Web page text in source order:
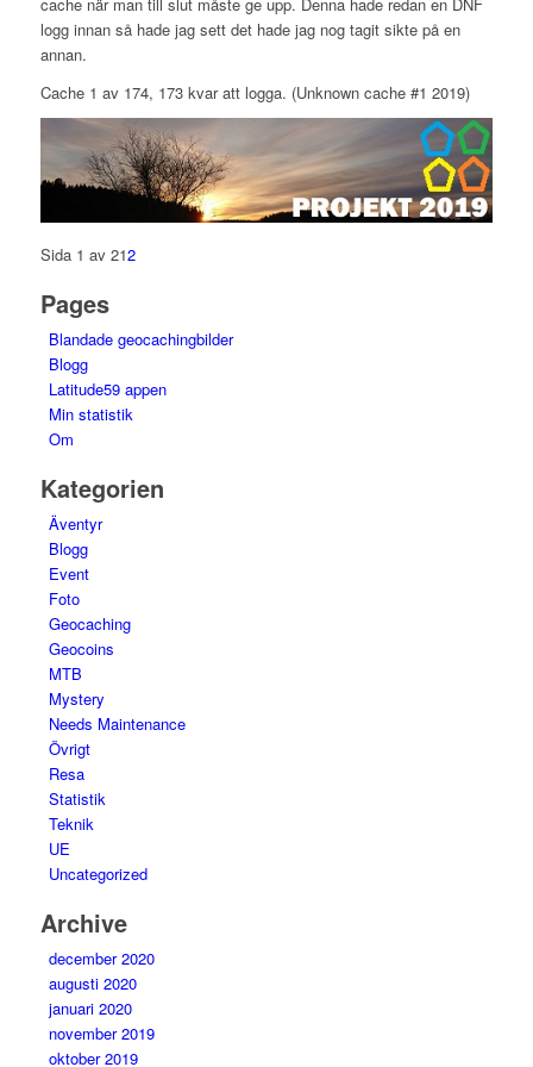
logg innan så hade jag sett det hade jag nog tagit sikte på en
annan.
Cache 1 av 174, 173 kvar att logga. (Unknown cache #1 2019)
Sida 1 av 212
Pages
Blandade geocachingbilder
Blogg
Latitude59 appen
Min statistik
Om
Kategorien
Äventyr
Blogg
Event
Foto
Geocaching
Geocoins
MTB
Mystery
Needs Maintenance
Övrigt
Resa
Statistik
Teknik
UE
Uncategorized
Archive
december 2020
augusti 2020
januari 2020
november 2019
oktober 2019